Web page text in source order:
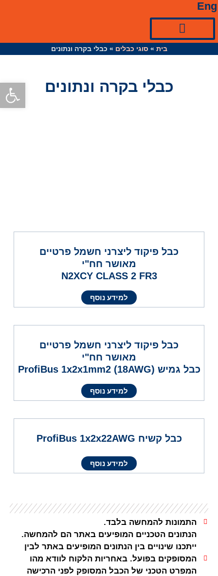
פתח
Eng
בית » סוגי כבלים » כבלי בקרה ונתונים
כבלי בקרה ונתונים
כבל פיקוד ליצרני חשמל פרטיים
מאושר חח"י
N2XCY CLASS 2 FR3
למידע נוסף
כבל פיקוד ליצרני חשמל פרטיים
מאושר חח"י
כבל גמיש ProfiBus 1x2x1mm2 (18AWG)
למידע נוסף
כבל קשיח ProfiBus 1x2x22AWG
למידע נוסף
התמונות להמחשה בלבד.
הנתונים הטכניים המופיעים באתר הם להמחשה.
ייתכנו שינויים בין הנתונים המופיעים באתר לבין
המסופקים בפועל. באחריות הלקוח לוודא מהו
המפרט הטכני של הכבל המסופק לפני הרכישה